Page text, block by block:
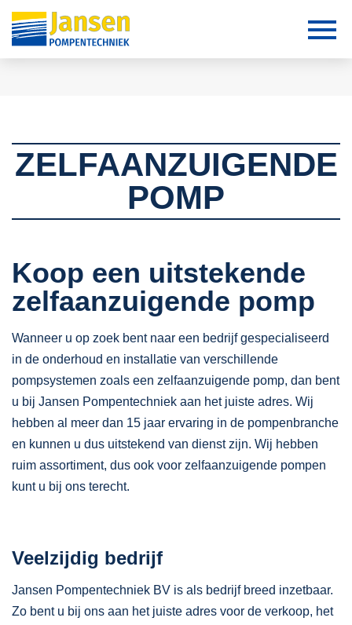
ZELFAANZUIGENDE
POMP
Koop een uitstekende
zelfaanzuigende pomp
Wanneer u op zoek bent naar een bedrijf gespecialiseerd
in de onderhoud en installatie van verschillende
pompsystemen zoals een zelfaanzuigende pomp, dan bent
u bij Jansen Pompentechniek aan het juiste adres. Wij
hebben al meer dan 15 jaar ervaring in de pompenbranche
en kunnen u dus uitstekend van dienst zijn. Wij hebben
ruim assortiment, dus ook voor zelfaanzuigende pompen
kunt u bij ons terecht.
Veelzijdig bedrijf
Jansen Pompentechniek BV is als bedrijf breed inzetbaar.
Zo bent u bij ons aan het juiste adres voor de verkoop, het